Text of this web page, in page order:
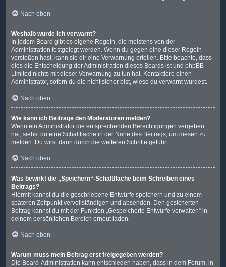
Nach oben
Weshalb wurde ich verwarnt?
In jedem Board gibt es eigene Regeln, die meistens von der
Administration festgelegt werden. Wenn du gegen eine dieser Regeln
verstoßen hast, kann sie dir eine Verwarnung erteilen. Bitte beachte, dass
dies die Entscheidung der Administration dieses Boards ist und phpBB
Limited nichts mit dieser Verwarnung zu tun hat. Kontaktiere einen
Administrator, sofern du die nicht sicher bist, wieso du verwarnt wurdest.
Nach oben
Wie kann ich Beiträge den Moderatoren melden?
Wenn ein Administrator die entsprechenden Berechtigungen vergeben
hat, siehst du eine Schaltfläche in der Nähe des Beitrags, um diesen zu
melden. Du wirst dann durch die weiteren Schritte geführt.
Nach oben
Was bewirkt die „Speichern“-Schaltfläche beim Schreiben eines
Beitrags?
Hiermit kannst du die geschriebene Entwürfe speichern und zu einem
späteren Zeitpunkt vervollständigen und absenden. Den gesicherten
Beitrag kannst du mit der Funktion „Gespeicherte Entwürfe verwalten“ in
deinem persönlichen Bereich erneut laden.
Nach oben
Warum muss mein Beitrag erst freigegeben werden?
Die Board-Administration kann entschieden haben, dass in dem Forum, in